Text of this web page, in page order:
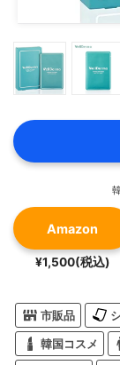
Amazon
¥1,500(税込)
市販品
韓国コスメ